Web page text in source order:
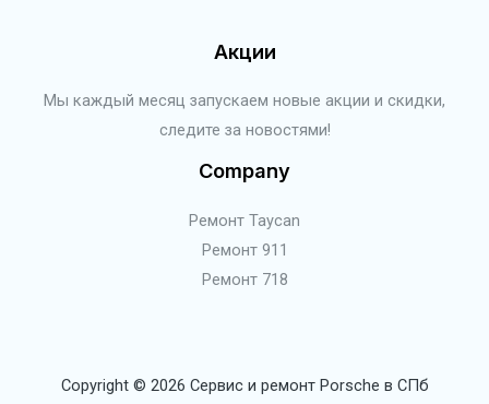
Акции
Мы каждый месяц запускаем новые акции и скидки,
следите за новостями!
Company
Ремонт Taycan
Ремонт 911
Ремонт 718
Copyright © 2026 Сервис и ремонт Porsche в СПб